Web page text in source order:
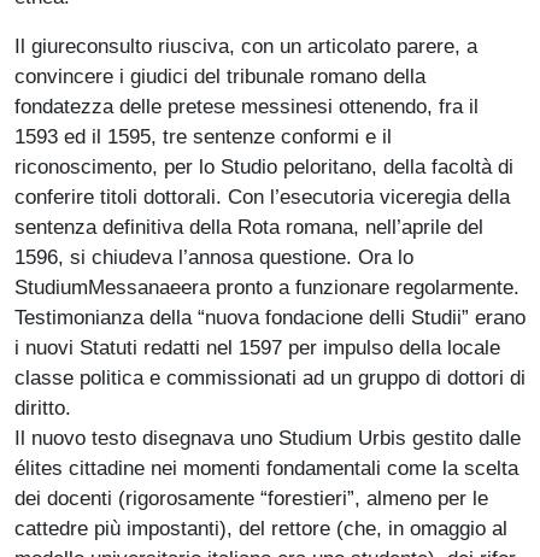
Il giureconsulto riusciva, con un articolato parere, a
convincere i giudici del tribunale romano della
fondatezza delle pretese messinesi ottenendo, fra il
1593 ed il 1595, tre sentenze conformi e il
riconoscimento, per lo Studio peloritano, della facoltà di
conferire titoli dottorali. Con l’esecutoria viceregia della
sentenza definitiva della Rota romana, nell’aprile del
1596, si chiudeva l’annosa questione. Ora lo
StudiumMessanaeera pronto a funzionare regolarmente.
Testimonianza della “nuova fondacione delli Studii” erano
i nuovi Statuti redatti nel 1597 per impulso della locale
classe politica e commissionati ad un gruppo di dottori di
diritto.
Il nuovo testo disegnava uno Studium Urbis gestito dalle
élites cittadine nei momenti fondamentali come la scelta
dei docenti (rigorosamen­te “forestieri”, almeno per le
cattedre più impostanti), del retto­re (che, in omaggio al